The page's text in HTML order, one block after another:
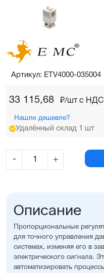
33 115,68 ₽/шт c НДС
Нашли дешевле?
Удалённый склад 1 шт
- +
Артикул: ETV4000-035004
Описание
Пропорциональные
для точного управления
системах, изменяя его в
электрического сигнала.
автоматизировать